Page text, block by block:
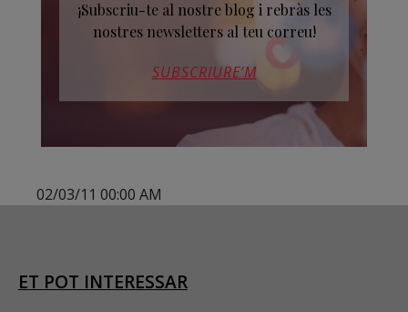
¡Subscriu-te al nostre blog i rebràs les
nostres newsletters al teu correu!
SUBSCRIURE’M
02/03/11 00:00 AM
ET POT INTERESSAR